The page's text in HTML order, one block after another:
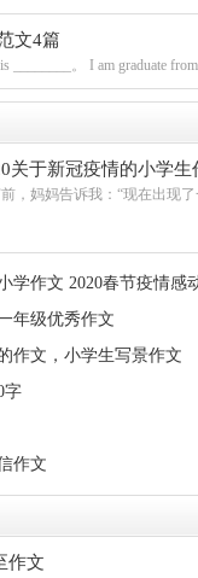
文4篇
________。 I am graduate
关于新冠疫情的小学生
，妈妈告诉我：“现在出现
学作文 2020春节疫情感
年级优秀作文
作文，小学生写景作文
字
作文
作文